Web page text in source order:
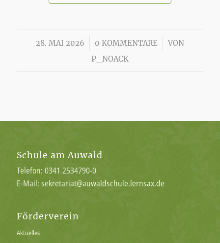
28. MAI 2026
/ 0 KOMMENTARE
/
VON
P_NOACK
Schule am Auwald
Telefon: 0341 2534790-0
E-Mail: sekretariat@auwaldschule.lernsax.de
Förderverein
Aktuelles